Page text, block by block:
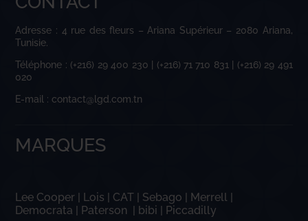
Adresse : 4 rue des fleurs – Ariana Supérieur – 2080 Ariana,
Tunisie.
Téléphone : (+216) 29 400 230 | (+216) 71 710 831 | (+216) 29 491
020
E-mail : contact@lgd.com.tn
MARQUES
Lee Cooper Lois CAT Sebago Merrell
Democrata
Paterson bibi Piccadilly